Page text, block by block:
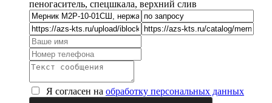
пеногаситель, спецшкала, верхний слив
Я согласен на обработку персональных данных